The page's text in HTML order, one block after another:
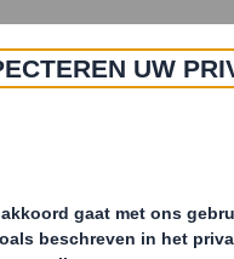
Over ons